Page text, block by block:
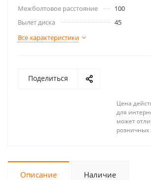
Межболтовое расстояние
100
Вылет диска
45
Все характеристики
Поделиться
Цена
для
может
розничных
Описание Наличие